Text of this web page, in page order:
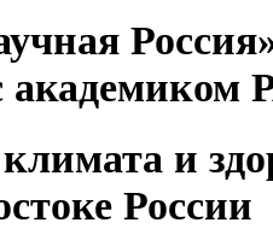
академиком
и
России